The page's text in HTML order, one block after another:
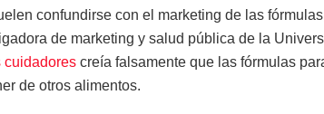
confundirse con el marketing de las
de marketing y salud pública de la
cuidadores creía falsamente que las fórmulas
de otros alimentos.